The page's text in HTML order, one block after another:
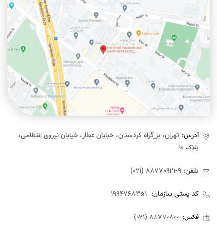
آدرس: تهران، بزرگراه کردستان، خیابان عطار، خیابان نیروی انتظامی،
پلاک ۱۰
تلفن: 9-88770921 (021)
کد پستی سازمان:
فکس: 88770800 (021)